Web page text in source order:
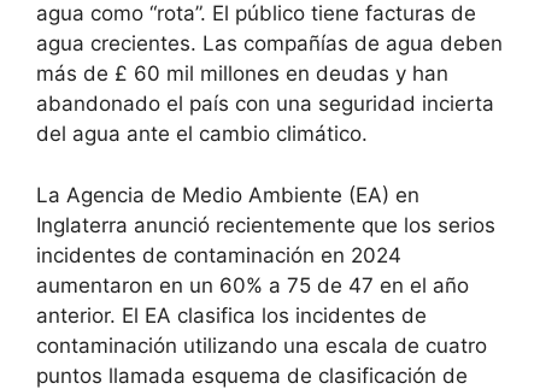
agua como “rota”. El público tiene facturas de
agua crecientes. Las compañías de agua deben
más de £ 60 mil millones en deudas y han
abandonado el país con una seguridad incierta
del agua ante el cambio climático.
La Agencia de Medio Ambiente (EA) en
Inglaterra anunció recientemente que los serios
incidentes de contaminación en 2024
aumentaron en un 60% a 75 de 47 en el año
anterior. El EA clasifica los incidentes de
contaminación utilizando una escala de cuatro
puntos llamada esquema de clasificación de